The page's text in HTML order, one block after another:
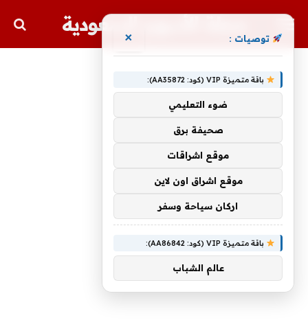
مجلة الأسهم السعودية
توصيات : ×
باقة متميزة VIP (كود: AA35872):
ضوء التعليمي
صحيفة برق
موقع اشراقات
موقع اشراق اون لاين
اركان سياحة وسفر
باقة متميزة VIP (كود: AA86842):
عالم الشباب